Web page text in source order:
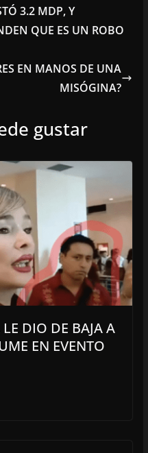
3.2 MDP, Y
QUE ES UN ROBO
EN MANOS DE UNA
MISÓGINA?
gustar
DIO DE BAJA A
EN EVENTO